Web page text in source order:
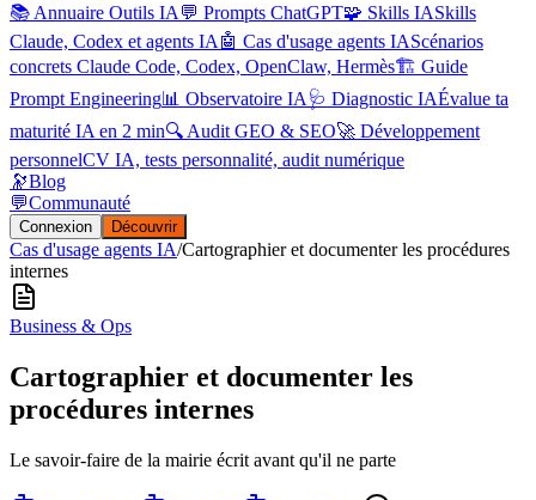
📚 Annuaire Outils IA 💬 Prompts ChatGPT🧩 Skills IASkills
Claude, Codex et agents IA 🤖 Cas d'usage agents IAScénarios
concrets Claude Code, Codex, OpenClaw, Hermès🏗️ Guide
Prompt Engineering📊 Observatoire IA 🩺 Diagnostic IAÉvalue ta
maturité IA en 2 min🔍 Audit GEO & SEO🚀 Développement
personnelCV IA, tests personnalité, audit numérique
🔭Blog
💬Communauté
Connexion Découvrir
Cas d'usage agents IA/Cartographier et documenter les procédures
internes
Business & Ops
Cartographier et documenter les
procédures internes
Le savoir-faire de la mairie écrit avant qu'il ne parte